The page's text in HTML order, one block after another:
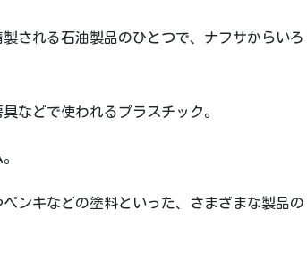
される石油製品のひとつで、ナフサからいろ
などで使われるプラスチック。
ンキなどの塗料といった、さまざまな製品の